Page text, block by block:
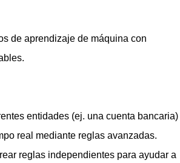
de aprendizaje de máquina con
entidades (ej. una cuenta bancaria)
real mediante reglas avanzadas.
reglas independientes para ayudar a